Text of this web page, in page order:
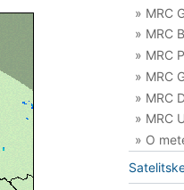
» MRC
» MRC
» MRC
» MRC
» MRC
» MRC
» O